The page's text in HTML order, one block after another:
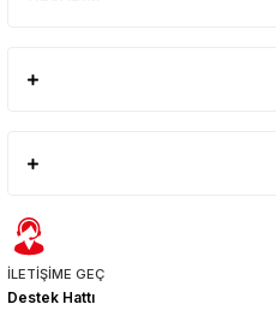
İLETİŞİME GEÇ
Destek Hattı